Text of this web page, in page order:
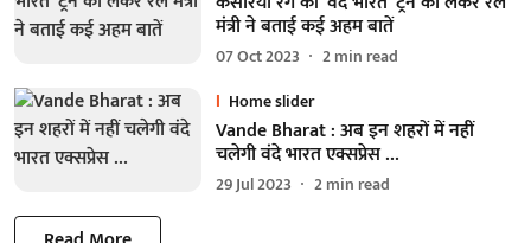
मंत्री ने बताई कई अहम बातें
07 Oct 2023 2min read
Home slider
Vande Bharat : अब इन शहरों में नहीं
चलेगी वंदे भारत एक्सप्रेस …
29 Jul 2023 2min read